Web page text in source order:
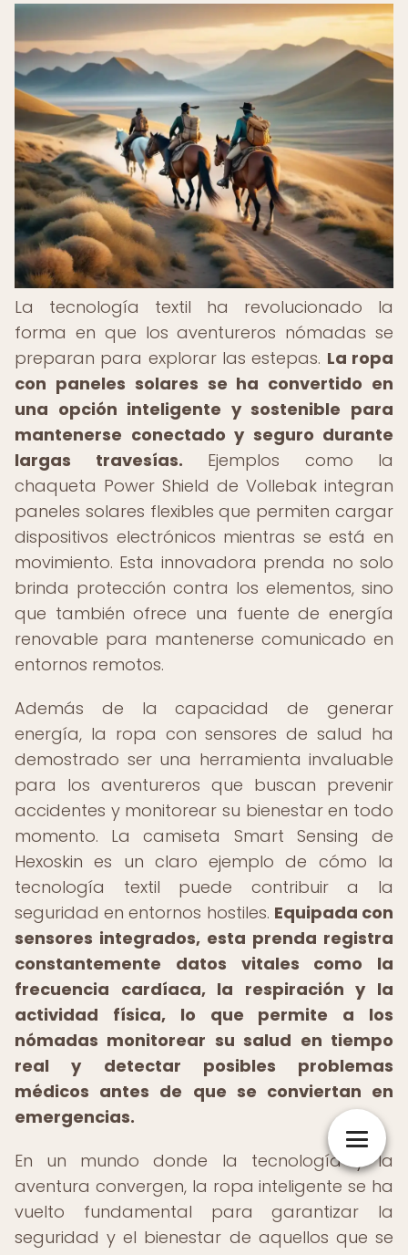
La tecnología textil ha revolucionado la
forma en que los aventureros nómadas se
preparan para explorar las estepas. La ropa
con paneles solares se ha convertido en
una opción inteligente y sostenible para
mantenerse conectado y seguro durante
largas travesías. Ejemplos como la
chaqueta Power Shield de Vollebak integran
paneles solares flexibles que permiten cargar
dispositivos electrónicos mientras se está en
movimiento. Esta innovadora prenda no solo
brinda protección contra los elementos, sino
que también ofrece una fuente de energía
renovable para mantenerse comunicado en
entornos remotos.
Además de la capacidad de generar
energía, la ropa con sensores de salud ha
demostrado ser una herramienta invaluable
para los aventureros que buscan prevenir
accidentes y monitorear su bienestar en todo
momento. La camiseta Smart Sensing de
Hexoskin es un claro ejemplo de cómo la
tecnología textil puede contribuir a la
seguridad en entornos hostiles. Equipada con
sensores integrados, esta prenda registra
constantemente datos vitales como la
frecuencia cardíaca, la respiración y la
actividad física, lo que permite a los
nómadas monitorear su salud en tiempo
real y detectar posibles problemas
médicos antes de que se conviertan en
emergencias.
En un mundo donde la tecnología y la
aventura convergen, la ropa inteligente se ha
vuelto fundamental para garantizar la
seguridad y el bienestar de aquellos que se